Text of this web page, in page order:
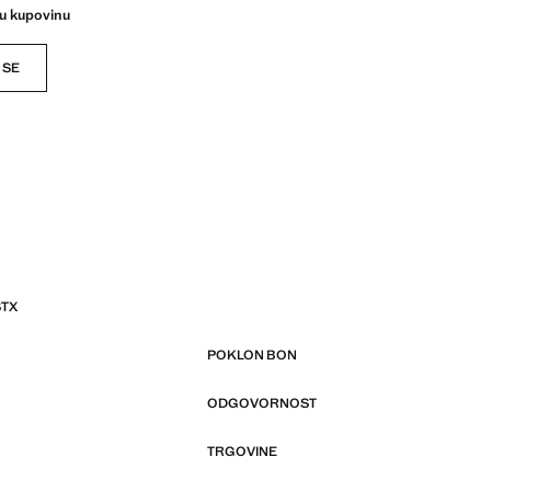
kupovinu
X
POKLON BON
ODGOVORNOST
TRGOVINE